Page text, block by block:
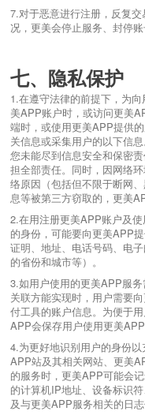
7.对于恶意进行注册，反复
况，更美会停止服务、封停账
七、隐私保护
1.在遵守法律的前提下，为
美APP账户时，或访问更美
端时，或使用更美APP提供
关信息或采集用户的以下信
您未能尽到信息安全和保密
担全部责任。同时，因网络
络原因（包括但不限于断网
息等被第三方窃取的，更美
2.在用注册更美APP账户及
的身份，可能要向更美APP
证明、地址、电话号码、电
的省份和城市等）。
3.如用户使用的更美APP服
关联方能实现时，用户需要
付工具的账户信息。为便于
APP会保存用户使用更美
4.为更好地识别用户的身份
APP站及其相关网站、更美
的服务时，更美APP可能会
的计算机IP地址、设备标识
及与更美APP服务相关的日志